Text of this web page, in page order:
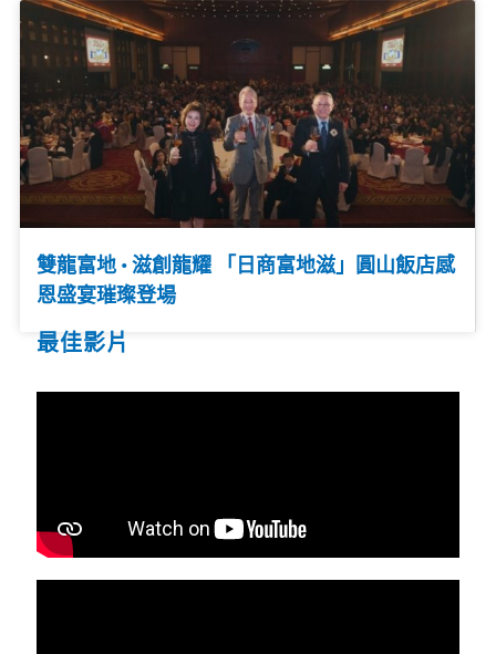
雙龍富地 • 滋創龍耀 「日商富地滋」圓山飯店感
恩盛宴璀璨登場
最佳影片